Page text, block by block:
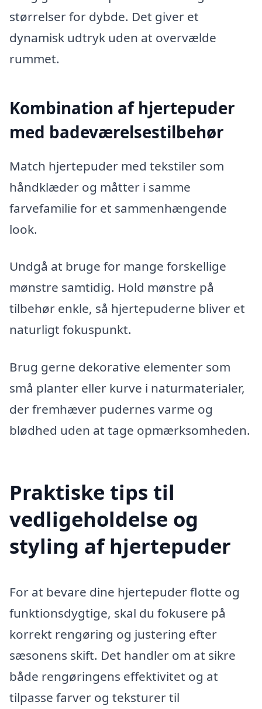
størrelser for dybde. Det giver et
dynamisk udtryk uden at overvælde
rummet.
Kombination af hjertepuder
med badeværelsestilbehør
Match hjertepuder med tekstiler som
håndklæder og måtter i samme
farvefamilie for et sammenhængende
look.
Undgå at bruge for mange forskellige
mønstre samtidig. Hold mønstre på
tilbehør enkle, så hjertepuderne bliver et
naturligt fokuspunkt.
Brug gerne dekorative elementer som
små planter eller kurve i naturmaterialer,
der fremhæver pudernes varme og
blødhed uden at tage opmærksomheden.
Praktiske tips til
vedligeholdelse og
styling af hjertepuder
For at bevare dine hjertepuder flotte og
funktionsdygtige, skal du fokusere på
korrekt rengøring og justering efter
sæsonens skift. Det handler om at sikre
både rengøringens effektivitet og at
tilpasse farver og teksturer til